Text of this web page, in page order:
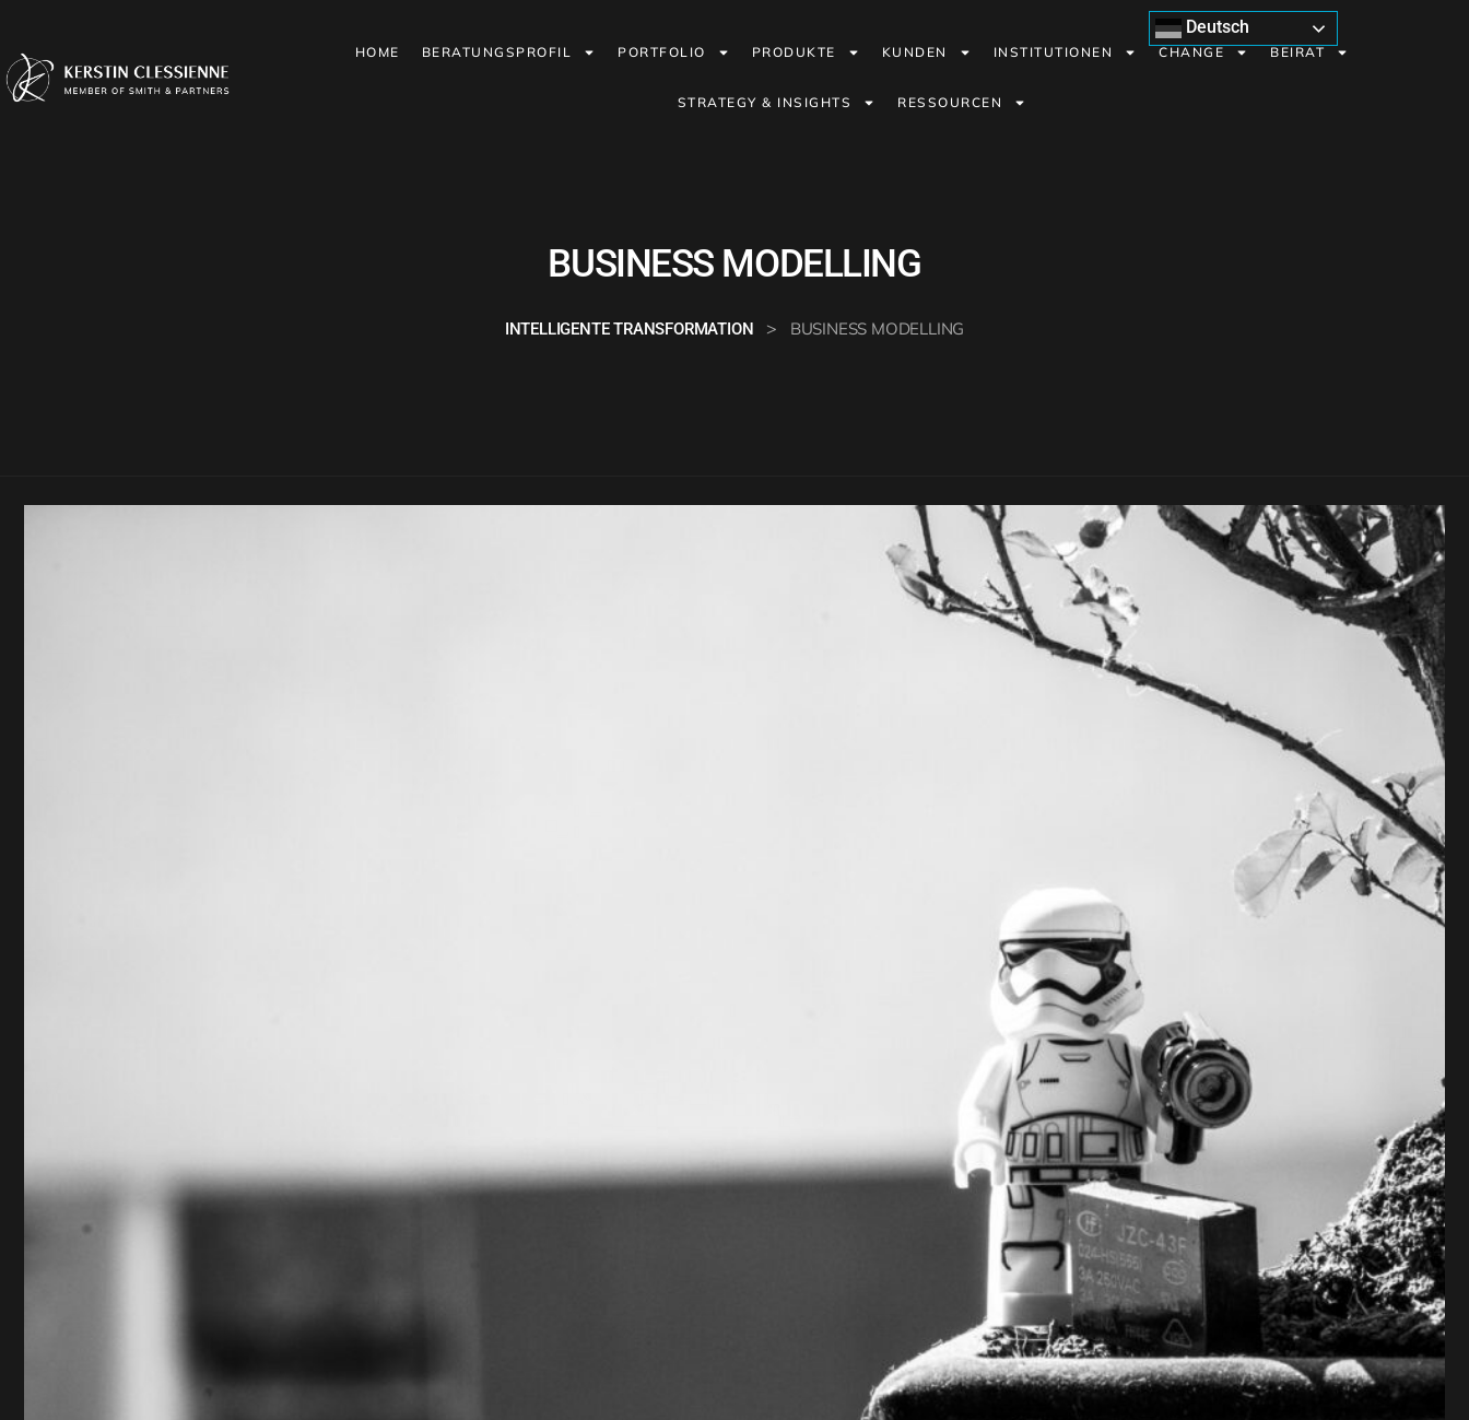
Deutsch
HOME BERATUNGSPROFIL PORTFOLIO PRODUKTE KUNDEN INSTITUTIONEN CHANGE BEIRAT
STRATEGY & INSIGHTS RESSOURCEN
BUSINESS MODELLING
INTELLIGENTE TRANSFORMATION > BUSINESS MODELLING